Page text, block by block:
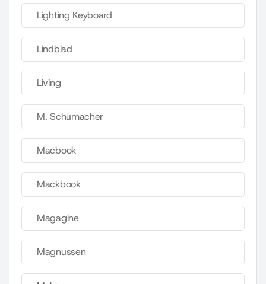
Lighting Keyboard
Lindblad
Living
M. Schumacher
Macbook
Mackbook
Magagine
Magnussen